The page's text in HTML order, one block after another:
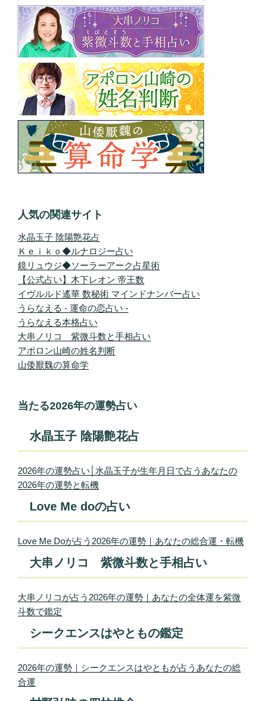
人気の関連サイト
水晶玉子 陰陽艶花占
Ｋｅｉｋｏ◆ルナロジー占い
鏡リュウジ◆ソーラーアーク占星術
【公式占い】木下レオン 帝王数
イヴルルド遙華 数秘術 マインドナンバー占い
うらなえる - 運命の恋占い -
うらなえる本格占い
大串ノリコ 紫微斗数と手相占い
アポロン山崎の姓名判断
山倭厭魏の算命学
当たる2026年の運勢占い
水晶玉子 陰陽艶花占
2026年の運勢占い│水晶玉子が生年月日で占うあなたの
2026年の運勢と転機
Love Me doの占い
Love Me Doが占う2026年の運勢｜あなたの総合運・転機
大串ノリコ 紫微斗数と手相占い
大串ノリコが占う2026年の運勢｜あなたの全体運を紫微
斗数で鑑定
シークエンスはやともの鑑定
2026年の運勢｜シークエンスはやともが占うあなたの総
合運